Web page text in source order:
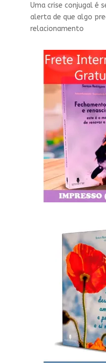
Uma crise conjugal é
alerta de que algo
relacionamento